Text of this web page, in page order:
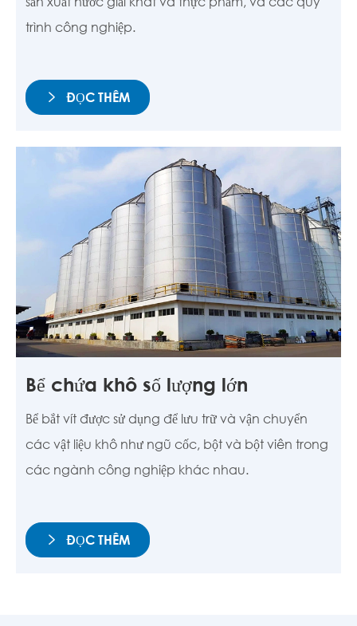
trình công nghiệp.
 ĐỌC THÊM
Bể chứa khô số lượng lớn
Bể bắt vít được sử dụng để lưu trữ và vận chuyển
các vật liệu khô như ngũ cốc, bột và bột viên trong
các ngành công nghiệp khác nhau.
 ĐỌC THÊM